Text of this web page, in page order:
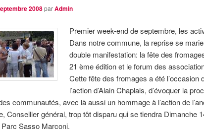
2008parAdmin
Premier week-end de septembre, les
Dans notre commune, la reprise se
double manifestation: la fête des
21 ème édition et le forum des
Cette fête des fromages a été l’occasion
l’action d’Alain Chaplais, d’évoquer la
communautés, avec là aussi un hommage à l’action de
Conseiller général, trop tôt disparu qui se tiendra Dimanche
Sasso Marconi.